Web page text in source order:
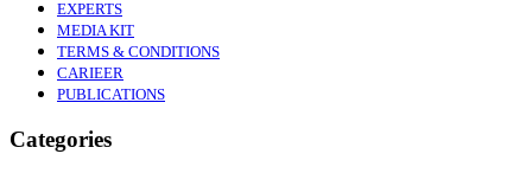
EXPERTS
MEDIA KIT
TERMS & CONDITIONS
CARIEER
PUBLICATIONS
Categories